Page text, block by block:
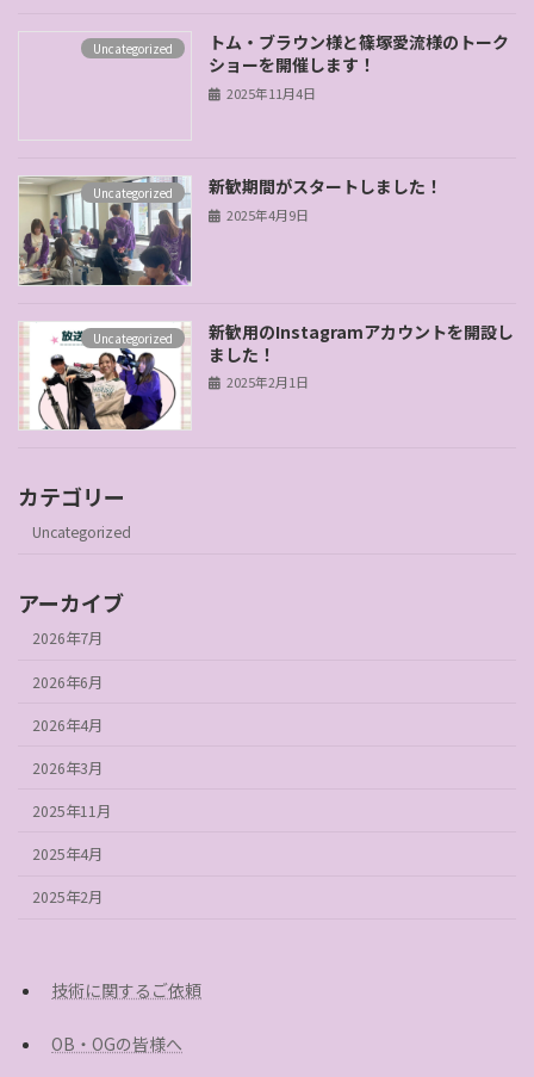
Uncategorized
トム・ブラウン様と篠塚愛流様のトーク
ショーを開催します！
2025年11月4日
Uncategorized 新歓期間がスタートしました！
2025年4月9日
Uncategorized
新歓用のInstagramアカウントを開設し
ました！
2025年2月1日
カテゴリー
Uncategorized
アーカイブ
2026年7月
2026年6月
2026年4月
2026年3月
2025年11月
2025年4月
2025年2月
技術に関するご依頼
OB・OGの皆様へ